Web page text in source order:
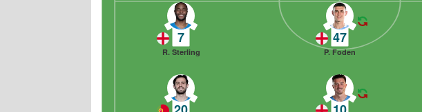
7
R. Sterling
47
P. Foden